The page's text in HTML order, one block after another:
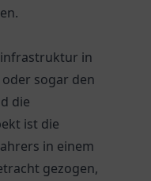
in
sogar den
die
ist die
in einem
gezogen,